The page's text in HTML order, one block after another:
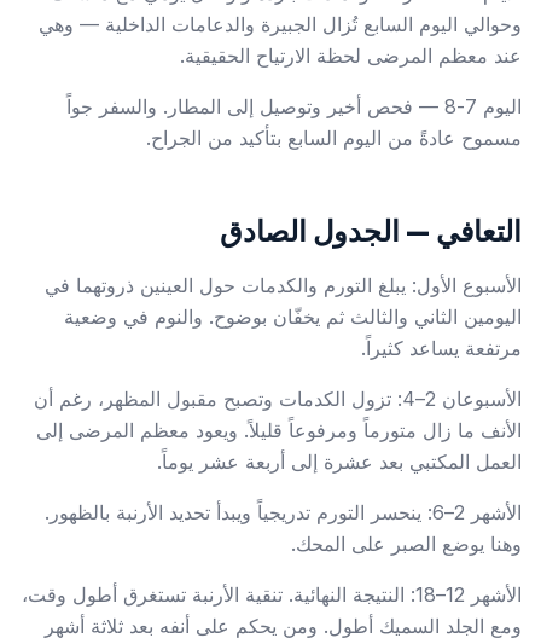
وحوالي اليوم السابع تُزال الجبيرة والدعامات الداخلية — وهي
عند معظم المرضى لحظة الارتياح الحقيقية.
اليوم 7-8 — فحص أخير وتوصيل إلى المطار. والسفر جواً
مسموح عادةً من اليوم السابع بتأكيد من الجراح.
التعافي — الجدول الصادق
الأسبوع الأول: يبلغ التورم والكدمات حول العينين ذروتهما في
اليومين الثاني والثالث ثم يخفّان بوضوح. والنوم في وضعية
مرتفعة يساعد كثيراً.
الأسبوعان 2–4: تزول الكدمات وتصبح مقبول المظهر، رغم أن
الأنف ما زال متورماً ومرفوعاً قليلاً. ويعود معظم المرضى إلى
العمل المكتبي بعد عشرة إلى أربعة عشر يوماً.
الأشهر 2–6: ينحسر التورم تدريجياً ويبدأ تحديد الأرنبة بالظهور.
وهنا يوضع الصبر على المحك.
الأشهر 12–18: النتيجة النهائية. تنقية الأرنبة تستغرق أطول وقت،
ومع الجلد السميك أطول. ومن يحكم على أنفه بعد ثلاثة أشهر